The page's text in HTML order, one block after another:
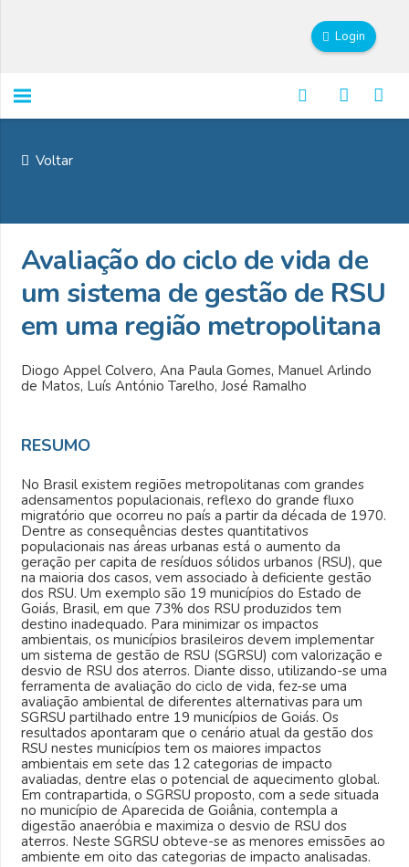
Login
Voltar
Avaliação do ciclo de vida de
um sistema de gestão de RSU
em uma região metropolitana
Diogo Appel Colvero, Ana Paula Gomes, Manuel Arlindo
de Matos, Luís António Tarelho, José Ramalho
RESUMO
No Brasil existem regiões metropolitanas com grandes
adensamentos populacionais, reflexo do grande fluxo
migratório que ocorreu no país a partir da década de 1970.
Dentre as consequências destes quantitativos
populacionais nas áreas urbanas está o aumento da
geração per capita de resíduos sólidos urbanos (RSU), que
na maioria dos casos, vem associado à deficiente gestão
dos RSU. Um exemplo são 19 municípios do Estado de
Goiás, Brasil, em que 73% dos RSU produzidos tem
destino inadequado. Para minimizar os impactos
ambientais, os municípios brasileiros devem implementar
um sistema de gestão de RSU (SGRSU) com valorização e
desvio de RSU dos aterros. Diante disso, utilizando-se uma
ferramenta de avaliação do ciclo de vida, fez-se uma
avaliação ambiental de diferentes alternativas para um
SGRSU partilhado entre 19 municípios de Goiás. Os
resultados apontaram que o cenário atual da gestão dos
RSU nestes municípios tem os maiores impactos
ambientais em sete das 12 categorias de impacto
avaliadas, dentre elas o potencial de aquecimento global.
Em contrapartida, o SGRSU proposto, com a sede situada
no município de Aparecida de Goiânia, contempla a
digestão anaeróbia e maximiza o desvio de RSU dos
aterros. Neste SGRSU obteve-se as menores emissões ao
ambiente em oito das categorias de impacto analisadas.